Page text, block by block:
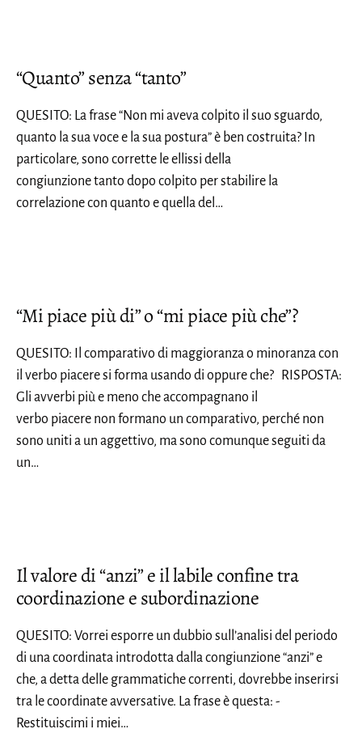
“Quanto” senza “tanto”
QUESITO: La frase “Non mi aveva colpito il suo sguardo,
quanto la sua voce e la sua postura” è ben costruita? In
particolare, sono corrette le ellissi della
congiunzione tanto dopo colpito per stabilire la
correlazione con quanto e quella del…
“Mi piace più di” o “mi piace più che”?
QUESITO: Il comparativo di maggioranza o minoranza con
il verbo piacere si forma usando di oppure che? RISPOSTA:
Gli avverbi più e meno che accompagnano il
verbo piacere non formano un comparativo, perché non
sono uniti a un aggettivo, ma sono comunque seguiti da
un…
Il valore di “anzi” e il labile confine tra
coordinazione e subordinazione
QUESITO: Vorrei esporre un dubbio sull’analisi del periodo
di una coordinata introdotta dalla congiunzione “anzi” e
che, a detta delle grammatiche correnti, dovrebbe inserirsi
tra le coordinate avversative. La frase è questa: -
Restituiscimi i miei…